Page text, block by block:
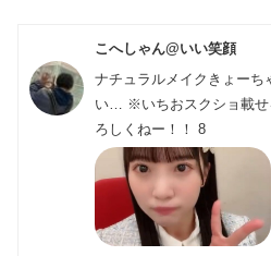
こへしゃん@いい笑顔
ナチュラルメイクきょー
い… ※いちおスクショ載せ
ろしくねー！！ 8